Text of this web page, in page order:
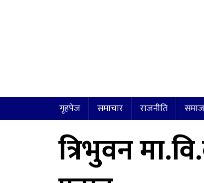
गृहपेज समाचार राजनीति समाज
त्रिभुवन